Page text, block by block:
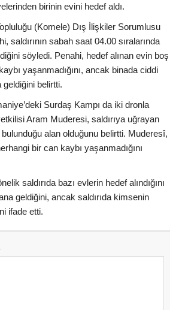
birinin evini hedef aldı.
(Komele) Dış İlişkiler Sorumlusu
saldırının sabah saat 04.00 sıralarında
söyledi. Penahi, hedef alınan evin boş
yaşanmadığını, ancak binada ciddi
belirtti.
Surdaş Kampı da iki dronla
Aram Muderesi, saldırıya uğrayan
bulunduğu alan olduğunu belirtti. Muderesî,
bir can kaybı yaşanmadığını
saldırıda bazı evlerin hedef alındığını
geldiğini, ancak saldırıda kimsenin
ifade etti.